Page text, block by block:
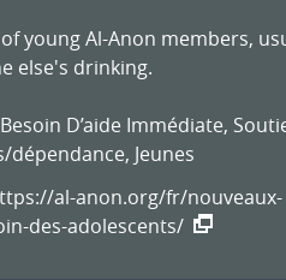
young Al-Anon members,
else's drinking.
Besoin D’aide Immédiate,
dépendance, Jeunes
al-anon.org/fr/nouveaux-
des-adolescents/